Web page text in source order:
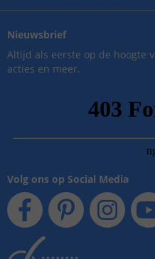
Nieuwsbrief
Altijd als eerste op de hoogte
acties en meer.
Volg ons op Social Media